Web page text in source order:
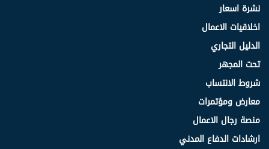
نشرة اسعار
اخلاقيات الاعمال
الدليل التجاري
تحت المجهر
شروط الانتساب
معارض ومؤتمرات
منصة رجال الاعمال
ارشادات الدفاع المدني